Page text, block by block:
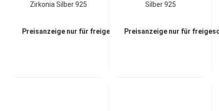
Zirkonia Silber 925
Preisanzeige nur für freigeschaltete Kunden
Silber 925
Preisanzeige nur für